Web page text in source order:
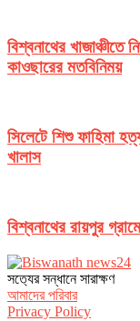
বিশ্বনাথের খাজাঞ্চীতে
কাওছারের মতবিনিময়
সিলেটে শিশু ফাহিমা
খালাস
বিশ্বনাথের রায়পুর
সত‌্যের সন্ধানে সারাক্ষণ
আমাদের পরিবার
Privacy Policy